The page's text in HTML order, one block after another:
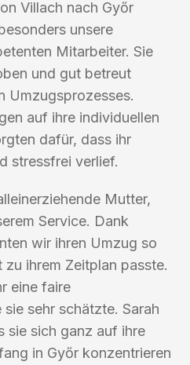
Villach nach Győr
unsere
Mitarbeiter. Sie
und gut betreut
Umzugsprozesses.
auf ihre individuellen
dafür, dass ihr
stressfrei verlief.
Mutter,
Service. Dank
wir ihren Umzug so
ihrem Zeitplan passte.
eine faire
sehr schätzte. Sarah
sie sich ganz auf ihre
in Győr konzentrieren